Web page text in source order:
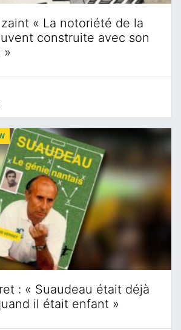
« La notoriété de la
construite avec son
»
: « Suaudeau était déjà
il était enfant »